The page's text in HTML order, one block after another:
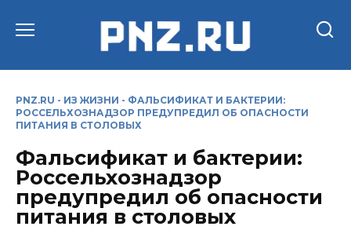
PNZ.RU - ИЗ ЖИЗНИ - ФАЛЬСИФИКАТ И БАКТЕРИИ:
РОССЕЛЬХОЗНАДЗОР ПРЕДУПРЕДИЛ ОБ ОПАСНОСТИ
ПИТАНИЯ В СТОЛОВЫХ
Фальсификат и бактерии:
Россельхознадзор
предупредил об опасности
питания в столовых